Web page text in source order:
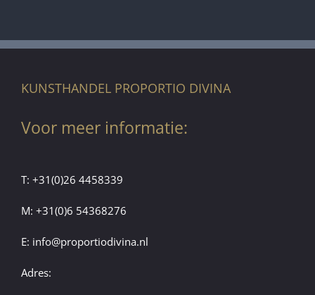
KUNSTHANDEL PROPORTIO DIVINA
Voor meer informatie:
T: +31(0)26 4458339
M: +31(0)6 54368276
E: info@proportiodivina.nl
Adres: